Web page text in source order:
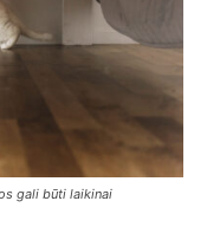
gali būti laikinai